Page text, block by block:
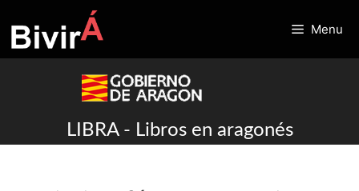
to
content
Menu
LIBRA - Libros en aragonés